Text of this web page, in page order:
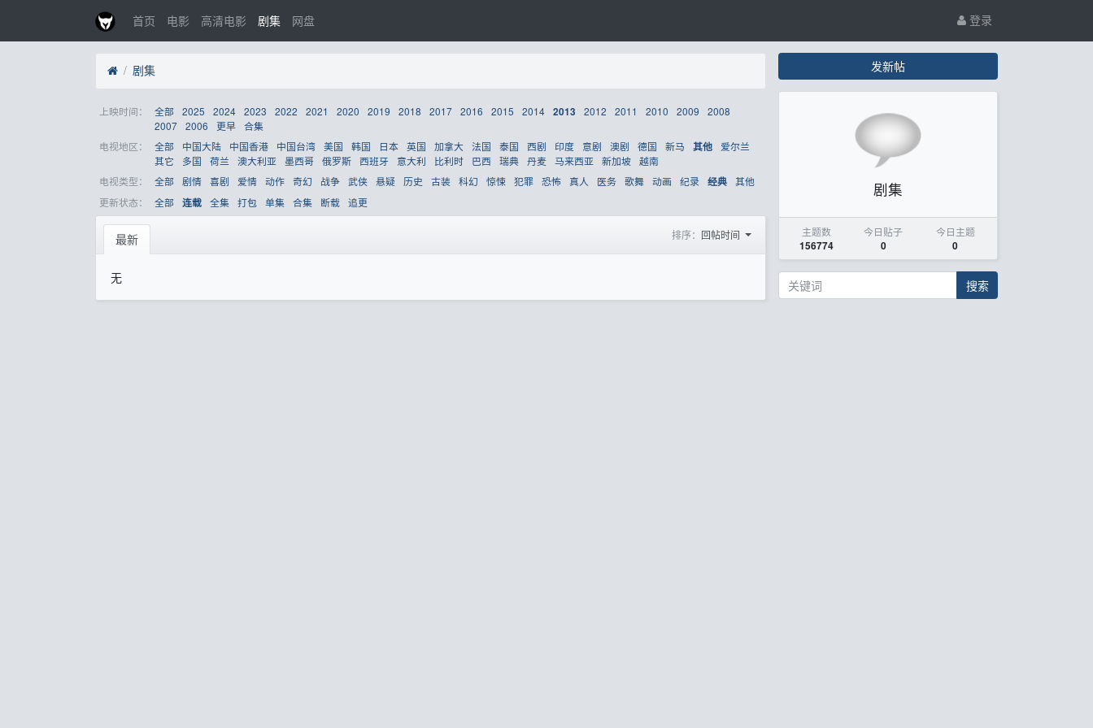
首页 电影 高清电影 剧集 网盘 登录
剧集
上映时间： 全部 2025 2024 2023 2022 2021 2020 2019 2018 2017 2016 2015 2014 2013 2012 2011 2010 2009
2008
2007 2006 更早 合集
电视地区：
全部 中国大陆 中国香港 中国台湾 美国 韩国 日本 英国 加拿大 法国 泰国 西剧 印度 意剧 澳剧 德国 新马 其他
爱尔兰
其它
多国 荷兰 澳大利亚 墨西哥 俄罗斯 西班牙 意大利 比利时 巴西 瑞典 丹麦 马来西亚 新加坡 越南
电视类型：
全部 剧情 喜剧 爱情 动作 奇幻 战争 武侠 悬疑 历史 古装 科幻 惊悚 犯罪 恐怖 真人 医务 歌舞 动画 纪录 经典 其他
更新状态：
全部 连载 全集 打包 单集 合集 断载 追更
最新 排序： 回帖时间
无
发新帖
剧集
主题数
156774
今日贴子
0
今日主题
0
搜索